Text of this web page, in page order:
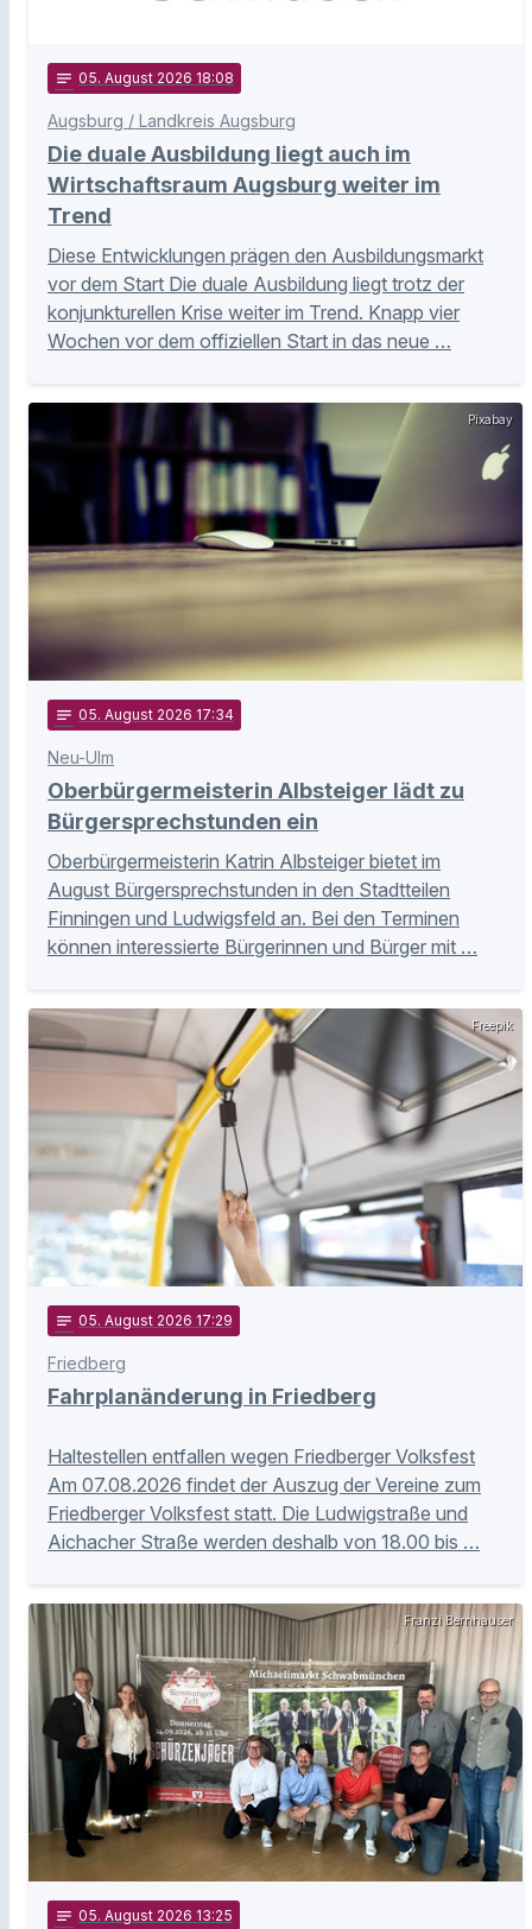
notes 05. August 2026 18:08
Augsburg / Landkreis Augsburg
Die duale Ausbildung liegt auch im
Wirtschaftsraum Augsburg weiter im
Trend
Diese Entwicklungen prägen den Ausbildungsmarkt
vor dem Start Die duale Ausbildung liegt trotz der
konjunkturellen Krise weiter im Trend. Knapp vier
Wochen vor dem offiziellen Start in das neue …
Pixabay
notes 05. August 2026 17:34
Neu-Ulm
Oberbürgermeisterin Albsteiger lädt zu
Bürgersprechstunden ein
Oberbürgermeisterin Katrin Albsteiger bietet im
August Bürgersprechstunden in den Stadtteilen
Finningen und Ludwigsfeld an. Bei den Terminen
können interessierte Bürgerinnen und Bürger mit …
Freepik
notes 05. August 2026 17:29
Friedberg
Fahrplanänderung in Friedberg
Haltestellen entfallen wegen Friedberger Volksfest
Am 07.08.2026 findet der Auszug der Vereine zum
Friedberger Volksfest statt. Die Ludwigstraße und
Aichacher Straße werden deshalb von 18.00 bis …
Franzi Bernhauser
notes 05. August 2026 13:25